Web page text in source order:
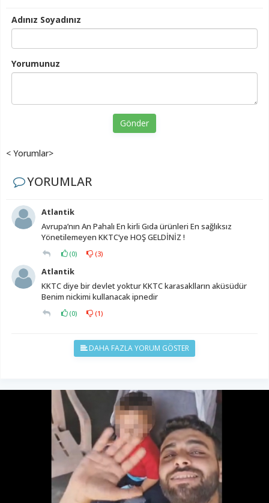
Adınız Soyadınız
Yorumunuz
Gönder
< Yorumlar>
YORUMLAR
Atlantik
Avrupa’nın An Pahalı En kirli Gıda ürünleri En sağlıksız
Yönetilemeyen KKTC’ye HOŞ GELDİNİZ !
(0) (3)
Atlantik
KKTC diye bir devlet yoktur KKTC karasaklların aküsüdür
Benim nickimi kullanacak ipnedir
(0) (1)
DAHA FAZLA YORUM GÖSTER